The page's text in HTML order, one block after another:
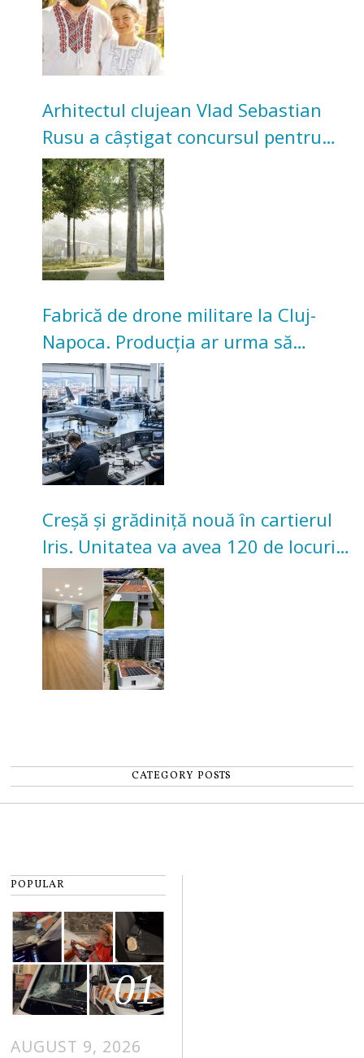
Arhitectul clujean Vlad Sebastian
Rusu a câștigat concursul pentru
transformarea Grădinii Casei
Universitarilor
Fabrică de drone militare la Cluj-
Napoca. Producția ar urma să
înceapă în toamna acestui an
Creșă și grădiniță nouă în cartierul
Iris. Unitatea va avea 120 de locuri
pentru copii
CATEGORY POSTS
POPULAR
01
AUGUST 9, 2026